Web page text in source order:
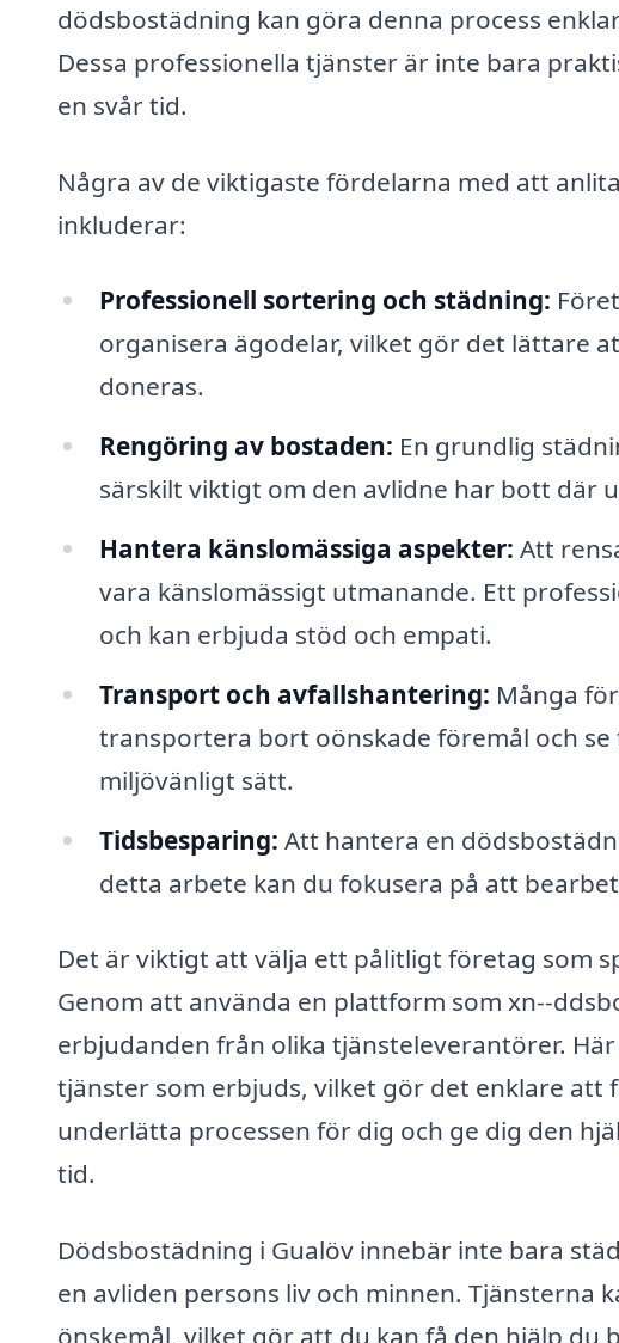
dödsbostädning kan göra denna process
Dessa professionella tjänster är inte bara
en svår tid.
Några av de viktigaste fördelarna med att
inkluderar:
Professionell sortering och städning:
organisera ägodelar, vilket gör det lättare
doneras.
Rengöring av bostaden: En grundlig
särskilt viktigt om den avlidne har bott där
Hantera känslomässiga aspekter: Att
vara känslomässigt utmanande. Ett
och kan erbjuda stöd och empati.
Transport och avfallshantering: Många
transportera bort oönskade föremål och
miljövänligt sätt.
Tidsbesparing: Att hantera en
detta arbete kan du fokusera på att
Det är viktigt att välja ett pålitligt företag som
Genom att använda en plattform som xn--
erbjudanden från olika tjänsteleverantörer.
tjänster som erbjuds, vilket gör det enklare
underlätta processen för dig och ge dig den
tid.
Dödsbostädning i Gualöv innebär inte bara
en avliden persons liv och minnen. Tjänsterna
önskemål, vilket gör att du kan få den hjälp du